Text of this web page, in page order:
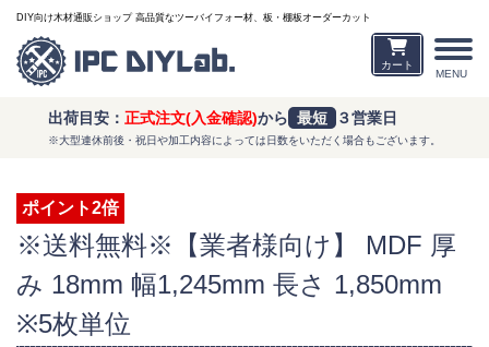
MENU
DIY向け木材通販ショップ 高品質なツーバイフォー材、板・棚板オーダーカット
カート
出荷目安： 正式注文(入金確認)から 最短 ３営業日
※大型連休前後・祝日や加工内容によっては日数をいただく場合もございます。
ポイント2倍
※送料無料※【業者様向け】 MDF 厚
み 18mm 幅1,245mm 長さ 1,850mm
※5枚単位